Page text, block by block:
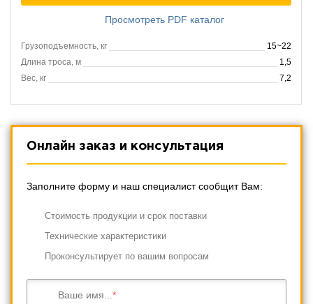
Просмотреть PDF каталог
Грузоподъемность, кг
15~22
Длина троса, м
1,5
Вес, кг
7,2
Онлайн заказ и консультация
Заполните форму и наш специалист сообщит Вам:
Cтоимость продукции и срок поставки
Технические характеристики
Проконсультирует по вашим вопросам
Ваше имя...